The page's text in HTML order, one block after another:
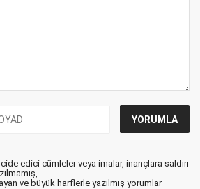
edici cümleler veya imalar, inançlara saldırı
ve büyük harflerle yazılmış yorumlar